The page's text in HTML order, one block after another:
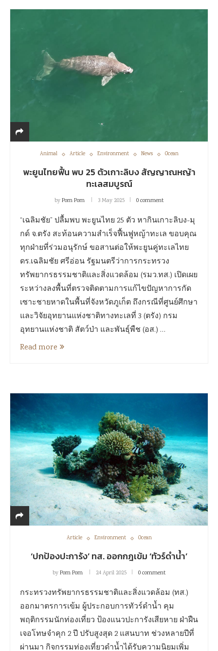
Animal Article Environment News Ocean
พะยูนไทยฟื้น พบ 25 ตัวเกาะลิบง สัญญาณหญ้า
ทะเลสมบูรณ์
byPom Pom 3 May 2025 0 comment
“เฉลิมชัย” ปลื้มพบ พะยูนไทย 25 ตัว หากินเกาะลิบง-มุ
กด์ จ.ตรัง สะท้อนความสำเร็จฟื้นฟูหญ้าทะเล ขอบคุณ
ทุกฝ่ายที่ร่วมอนุรักษ์ ขอสานต่อให้พะยูนคู่ทะเลไทย
ดร.เฉลิมชัย ศรีอ่อน รัฐมนตรีว่าการกระทรวง
ทรัพยากรธรรมชาติและสิ่งแวดล้อม (รมว.ทส.) เปิดเผย
ระหว่างลงพื้นที่ตรวจติดตามการแก้ไขปัญหาการกัด
เซาะชายหาดในพื้นที่จังหวัดภูเก็ต ถึงกรณีที่ศูนย์ศึกษา
และวิจัยอุทยานแห่งชาติทางทะเลที่ 3 (ตรัง) กรม
อุทยานแห่งชาติ สัตว์ป่า และพันธุ์พืช (อส.) …
Read more
Article Environment Ocean
‘ปกป้องปะการัง’ ทส. ออกกฎเข้ม ‘ทัวร์ดำน้ำ’
byPom Pom 24 April 2025 0 comment
กระทรวงทรัพยากรธรรมชาติและสิ่งแวดล้อม (ทส.)
ออกมาตรการเข้ม ผู้ประกอบการทัวร์ดำน้ำ คุม
พฤติกรรมนักท่องเที่ยว ป้องแนวปะการังเสียหาย ฝ่าฝืน
เจอโทษจำคุก 2 ปี ปรับสูงสุด 2 แสนบาท ช่วงหลายปีที่
ผ่านมา กิจกรรมท่องเที่ยวดำน้ำได้รับความนิยมเพิ่ม